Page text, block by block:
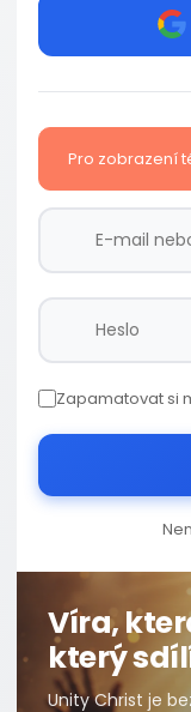
Pro zobrazení
Zapamatovat si
Víra,
který
Unity Christ je